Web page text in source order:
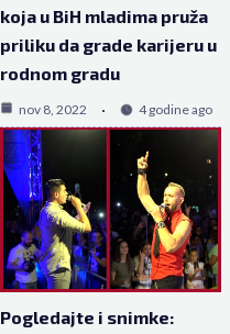
koja u BiH mladima pruža
priliku da grade karijeru u
rodnom gradu
nov 8, 2022 4 godine ago
Pogledajte i snimke: